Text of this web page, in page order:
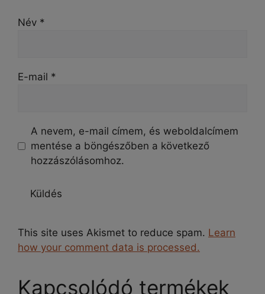
Név *
E-mail *
A nevem, e-mail címem, és weboldalcímem
mentése a böngészőben a következő
hozzászólásomhoz.
This site uses Akismet to reduce spam. Learn
how your comment data is processed.
Kapcsolódó termékek